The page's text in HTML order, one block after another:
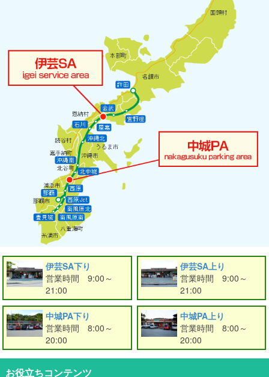
伊芸SA下り
営業時間 9:00～
21:00
伊芸SA上り
営業時間 9:00～
21:00
中城PA下り
営業時間 8:00～
20:00
中城PA上り
営業時間 8:00～
20:00
お役立ちコンテンツ